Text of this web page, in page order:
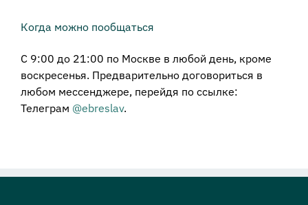
Когда можно пообщаться
С 9:00 до 21:00 по Москве в любой день, кроме
воскресенья. Предварительно договориться в
любом мессенджере, перейдя по ссылке:
Телеграм @ebreslav.